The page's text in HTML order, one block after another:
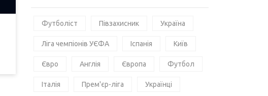
Футболіст Півзахисник Україна
Ліга чемпіонів УЄФА Іспанія Київ
Євро Англія Європа Футбол
Італія Прем'єр-ліга Українці